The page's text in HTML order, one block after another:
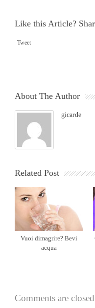
Like this Article?
Tweet
About The Author
gicarde
Related Post
Vuoi dimagrire? Bevi
acqua
Comments are